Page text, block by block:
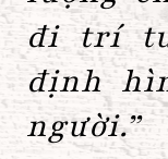
đi trí
định
người.”